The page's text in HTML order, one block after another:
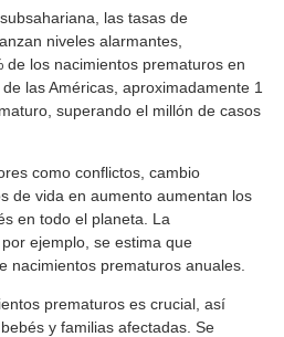
las tasas de
niveles alarmantes,
de los nacimientos prematuros en
las Américas, aproximadamente 1
superando el millón de casos
como conflictos, cambio
de vida en aumento aumentan los
en todo el planeta. La
ejemplo, se estima que
nacimientos prematuros anuales.
prematuros es crucial, así
y familias afectadas. Se